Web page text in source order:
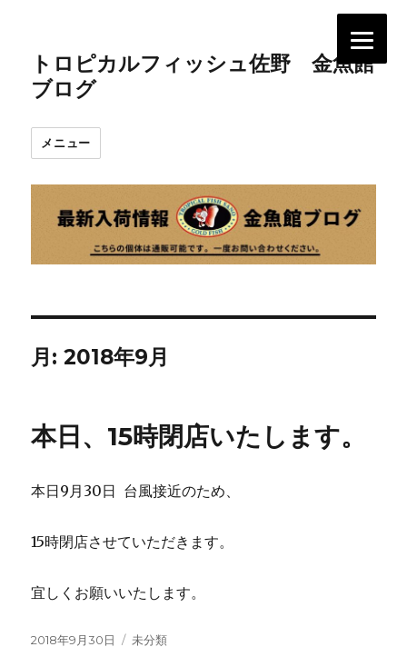
トロピカルフィッシュ佐野 金魚館
ブログ
メニュー
月:2018年9月
本日、15時閉店いたします。
本日9月30日 台風接近のため、
15時閉店させていただきます。
宜しくお願いいたします。
投
2018年9月30日
カ
未分類